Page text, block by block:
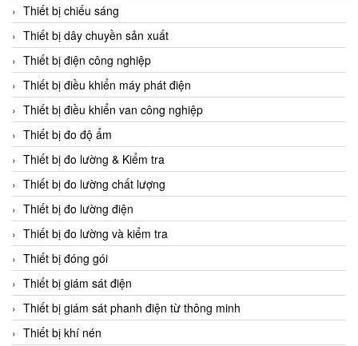
CEIA Vietnam
Celduc Vietnam
Cemb
Centec GmbH
CEQUBE
CHAUVIN ARNOUX
Checkline
Chino
Chiyoda Seiki
Chiyoda-Tsusho
Chongqing Huaneng
Chromalox
ChuanYi
CIC
Thiết bị chiếu sáng
Thiết bị dây chuyền sản xuất
Thiết bị điện công nghiệp
Thiết bị điều khiển máy phát điện
Thiết bị điều khiển van công nghiệp
Thiết bị đo độ ẩm
Thiết bị đo lường & Kiểm tra
Thiết bị đo lường chất lượng
Thiết bị đo lường điện
Thiết bị đo lường và kiểm tra
Thiết bị đóng gói
Thiết bị giám sát điện
Thiết bị giám sát phanh điện từ thông minh
Thiết bị khí nén